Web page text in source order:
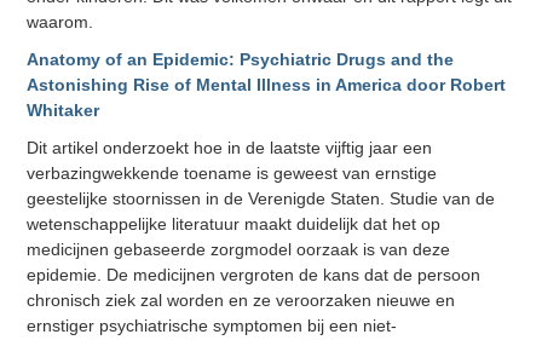
waarom.
Anatomy of an Epidemic: Psychiatric Drugs and the
Astonishing Rise of Mental Illness in America door Robert
Whitaker
Dit artikel onderzoekt hoe in de laatste vijftig jaar een
verbazingwekkende toename is geweest van ernstige
geestelijke stoornissen in de Verenigde Staten. Studie van de
wetenschappelijke literatuur maakt duidelijk dat het op
medicijnen gebaseerde zorgmodel oorzaak is van deze
epidemie. De medicijnen vergroten de kans dat de persoon
chronisch ziek zal worden en ze veroorzaken nieuwe en
ernstiger psychiatrische symptomen bij een niet-